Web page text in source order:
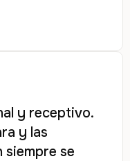
y receptivo.
y las
siempre se